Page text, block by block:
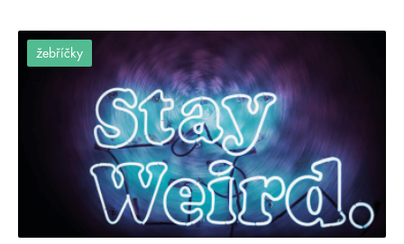
žebříčky